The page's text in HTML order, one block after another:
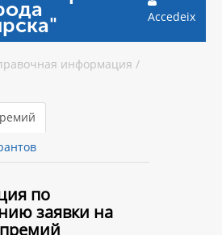
Accedeix
информация /
по
заявки на